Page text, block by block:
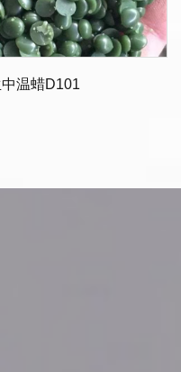
温蜡D101
饰铸造蜡
油脂蜡
产品蜡膜